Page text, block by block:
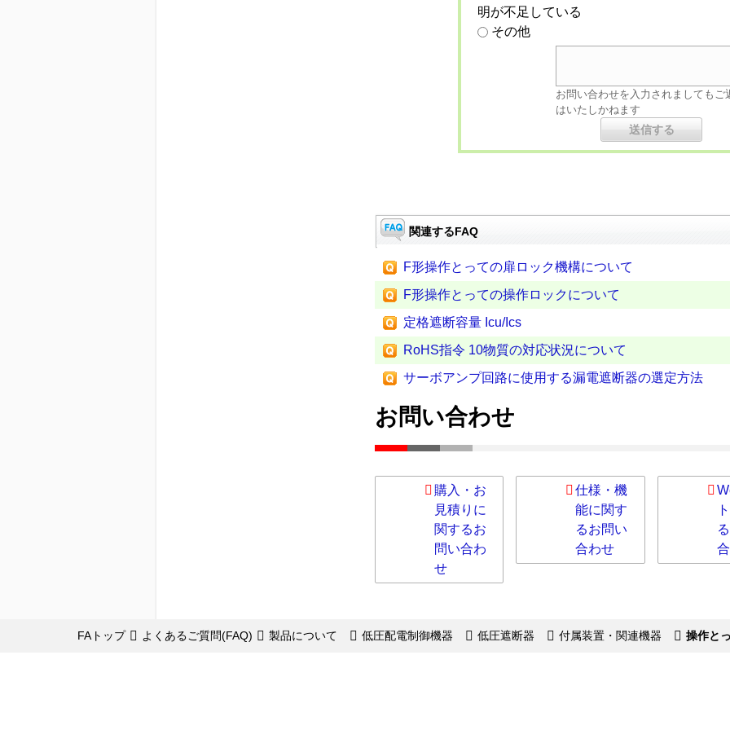
明が不足している
その他
お問い合わせを入力されましてもご
はいたしかねます
関連するFAQ
F形操作とっての扉ロック機構について
F形操作とっての操作ロックについて
定格遮断容量 Icu/Ics
RoHS指令 10物質の対応状況について
サーボアンプ回路に使用する漏電遮断器の選定方法
お問い合わせ
購入・お
見積りに
関するお
問い合わ
せ
仕様・機
能に関す
るお問い
合わせ
FAトップ よくあるご質問(FAQ) 製品について 低圧配電制御機器 低圧遮断器 付属装置・関連機器 操作と